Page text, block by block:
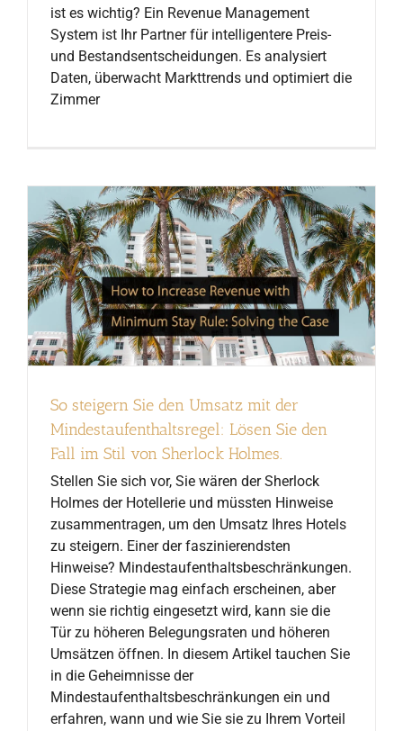
ist es wichtig? Ein Revenue Management
System ist Ihr Partner für intelligentere Preis-
und Bestandsentscheidungen. Es analysiert
Daten, überwacht Markttrends und optimiert die
Zimmer
So steigern Sie den Umsatz mit der
Mindestaufenthaltsregel: Lösen Sie den
Fall im Stil von Sherlock Holmes.
Stellen Sie sich vor, Sie wären der Sherlock
Holmes der Hotellerie und müssten Hinweise
zusammentragen, um den Umsatz Ihres Hotels
zu steigern. Einer der faszinierendsten
Hinweise? Mindestaufenthaltsbeschränkungen.
Diese Strategie mag einfach erscheinen, aber
wenn sie richtig eingesetzt wird, kann sie die
Tür zu höheren Belegungsraten und höheren
Umsätzen öffnen. In diesem Artikel tauchen Sie
in die Geheimnisse der
Mindestaufenthaltsbeschränkungen ein und
erfahren, wann und wie Sie sie zu Ihrem Vorteil